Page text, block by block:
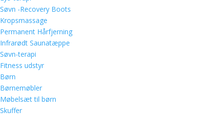
Søvn -Recovery Boots
Kropsmassage
Permanent Hårfjerning
Infrarødt Saunatæppe
Søvn-terapi
Fitness udstyr
Børn
Børnemøbler
Møbelsæt til børn
Skuffer